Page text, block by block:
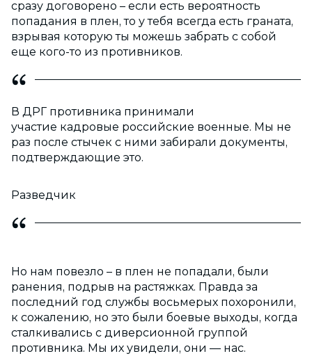
сразу договорено – если есть вероятность
попадания в плен, то у тебя всегда есть граната,
взрывая которую ты можешь забрать с собой
еще кого-то из противников.
В ДРГ противника принимали
участие кадровые российские военные. Мы не
раз после стычек с ними забирали документы,
подтверждающие это.
Разведчик
Но нам повезло – в плен не попадали, были
ранения, подрыв на растяжках. Правда за
последний год службы восьмерых похоронили,
к сожалению, но это были боевые выходы, когда
сталкивались с диверсионной группой
противника. Мы их увидели, они — нас.